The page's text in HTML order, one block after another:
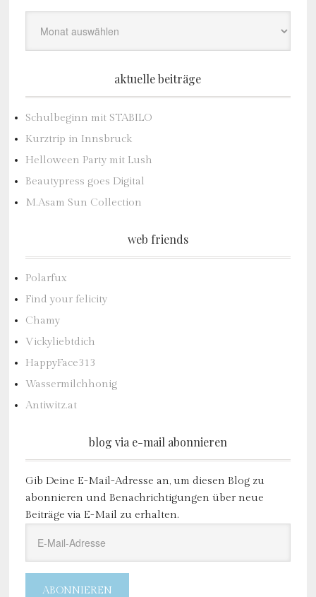
aktuelle beiträge
Schulbeginn mit STABILO
Kurztrip in Innsbruck
Helloween Party mit Lush
Beautypress goes Digital
M.Asam Sun Collection
web friends
Polarfux
Find your felicity
Chamy
Vickyliebtdich
HappyFace313
Wassermilchhonig
Antiwitz.at
blog via e-mail abonnieren
Gib Deine E-Mail-Adresse an, um diesen Blog zu
abonnieren und Benachrichtigungen über neue
Beiträge via E-Mail zu erhalten.
Mail-
Adresse
ABONNIEREN